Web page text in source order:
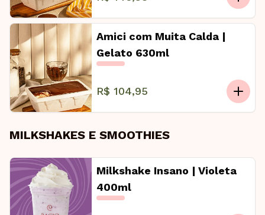
Amici com Muita Calda |
Gelato 630ml
R$ 104,95
MILKSHAKES E SMOOTHIES
Milkshake Insano | Violeta
400ml